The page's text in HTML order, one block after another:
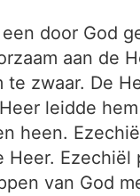
door God
aan de
te zwaar. De
leidde
heen.
Heer. Ezechiël
van God